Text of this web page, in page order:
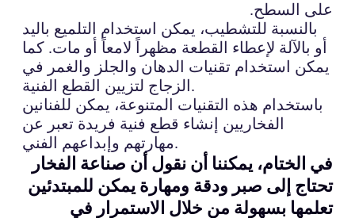
على السطح.
بالنسبة للتشطيب، يمكن استخدام التلميع باليد
أو بالآلة لإعطاء القطعة مظهراً لامعاً أو مات. كما
يمكن استخدام تقنيات الدهان والجلز والغمر في
الزجاج لتزيين القطع الفنية.
باستخدام هذه التقنيات المتنوعة، يمكن للفنانين
الفخاريين إنشاء قطع فنية فريدة تعبر عن
مهارتهم وإبداعهم الفني.
في الختام، يمكننا أن نقول أن صناعة الفخار
تحتاج إلى صبر ودقة ومهارة يمكن للمبتدئين
تعلمها بسهولة من خلال الاستمرار في